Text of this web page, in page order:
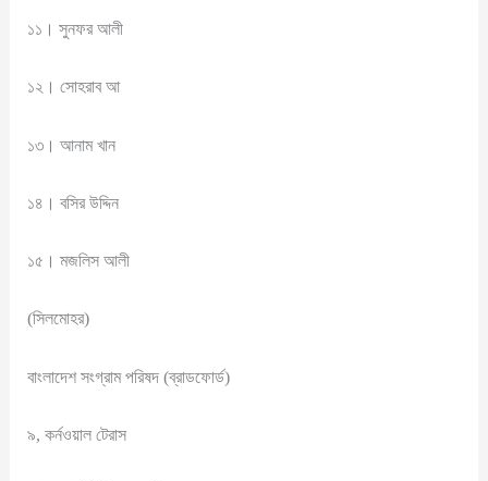
১১। সুনফর আলী
১২। সোহরাব আ
১৩। আনাম খান
১৪। বসির উদ্দিন
১৫। মজলিস আলী
(সিলমোহর)
বাংলাদেশ সংগ্রাম পরিষদ (ব্রাডফোর্ড)
৯, কর্নওয়াল টেরাস